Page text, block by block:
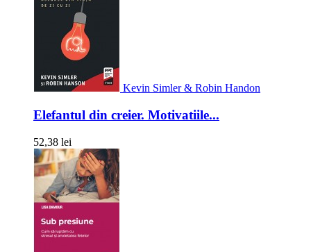
Kevin Simler & Robin Handon
Elefantul din creier. Motivatiile...
52,38 lei